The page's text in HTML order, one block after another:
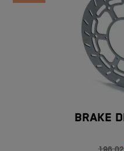
BRAKE